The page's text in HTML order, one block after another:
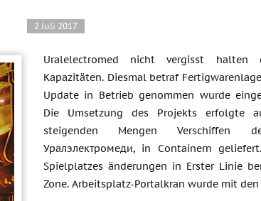
2 Juli 2017
Uralelectromed nicht vergisst halten
Kapazitäten. Diesmal betraf
Update in Betrieb genommen wurde
Die Umsetzung des Projekts erfolgte
steigenden Mengen Verschiffen
Уралэлектромеди, in Containern
Spielplatzes änderungen in Erster Linie
Zone. Arbeitsplatz-Portalkran wurde mit